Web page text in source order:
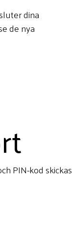
dina
de nya
PIN-kod skickas